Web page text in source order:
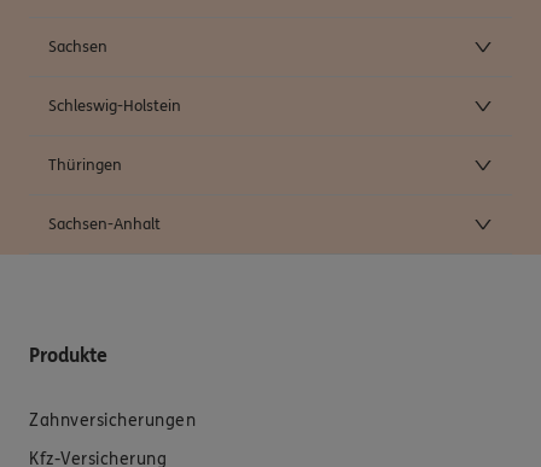
Sachsen
Schleswig-Holstein
Thüringen
Sachsen-Anhalt
Produkte
Zahnversicherungen
Kfz-Versicherung